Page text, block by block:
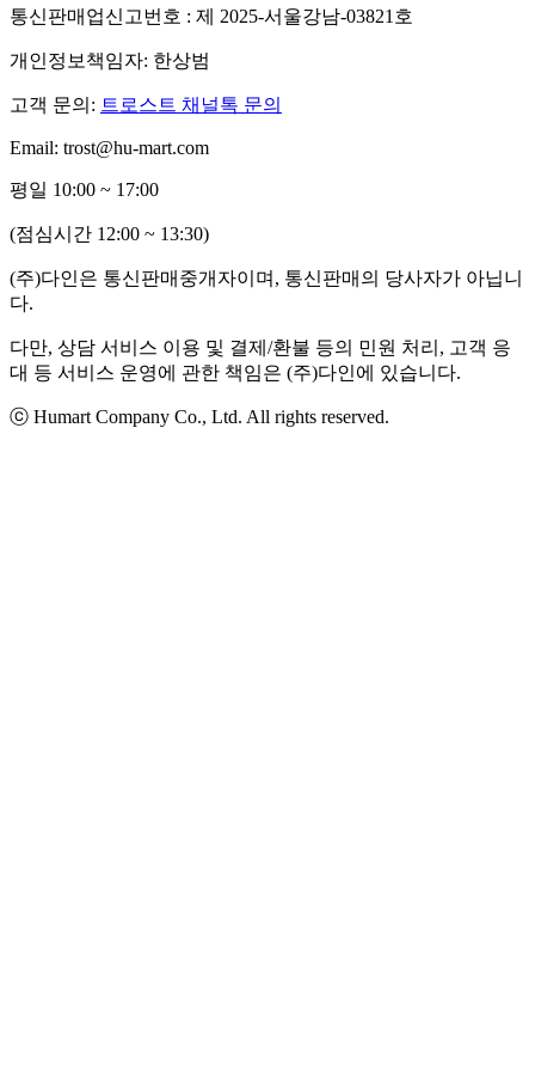
통신판매업신고번호 : 제 2025-서울강남-03821호
개인정보책임자: 한상범
고객 문의: 트로스트 채널톡 문의
Email: trost@hu-mart.com
평일 10:00 ~ 17:00
(점심시간 12:00 ~ 13:30)
(주)다인은 통신판매중개자이며, 통신판매의 당사자가 아닙니
다.
다만, 상담 서비스 이용 및 결제/환불 등의 민원 처리, 고객 응
대 등 서비스 운영에 관한 책임은 (주)다인에 있습니다.
ⓒ Humart Company Co., Ltd. All rights reserved.